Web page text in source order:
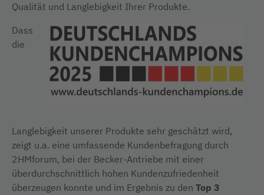
Qualität und Langlebigkeit Ihrer Produkte.
Dass
die
Langlebigkeit unserer Produkte sehr geschätzt wird,
zeigt u.a. eine umfassende Kundenbefragung durch
2HMforum, bei der Becker-Antriebe mit einer
überdurchschnittlich hohen Kundenzufriedenheit
überzeugen konnte und im Ergebnis zu den Top 3